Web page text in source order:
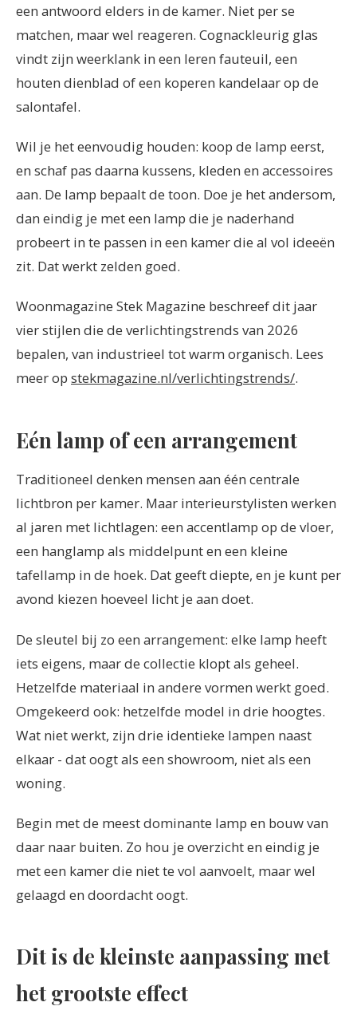
een antwoord elders in de kamer. Niet per se
matchen, maar wel reageren. Cognackleurig glas
vindt zijn weerklank in een leren fauteuil, een
houten dienblad of een koperen kandelaar op de
salontafel.
Wil je het eenvoudig houden: koop de lamp eerst,
en schaf pas daarna kussens, kleden en accessoires
aan. De lamp bepaalt de toon. Doe je het andersom,
dan eindig je met een lamp die je naderhand
probeert in te passen in een kamer die al vol ideeën
zit. Dat werkt zelden goed.
Woonmagazine Stek Magazine beschreef dit jaar
vier stijlen die de verlichtingstrends van 2026
bepalen, van industrieel tot warm organisch. Lees
meer op stekmagazine.nl/verlichtingstrends/.
Eén lamp of een arrangement
Traditioneel denken mensen aan één centrale
lichtbron per kamer. Maar interieurstylisten werken
al jaren met lichtlagen: een accentlamp op de vloer,
een hanglamp als middelpunt en een kleine
tafellamp in de hoek. Dat geeft diepte, en je kunt per
avond kiezen hoeveel licht je aan doet.
De sleutel bij zo een arrangement: elke lamp heeft
iets eigens, maar de collectie klopt als geheel.
Hetzelfde materiaal in andere vormen werkt goed.
Omgekeerd ook: hetzelfde model in drie hoogtes.
Wat niet werkt, zijn drie identieke lampen naast
elkaar - dat oogt als een showroom, niet als een
woning.
Begin met de meest dominante lamp en bouw van
daar naar buiten. Zo hou je overzicht en eindig je
met een kamer die niet te vol aanvoelt, maar wel
gelaagd en doordacht oogt.
Dit is de kleinste aanpassing met
het grootste effect